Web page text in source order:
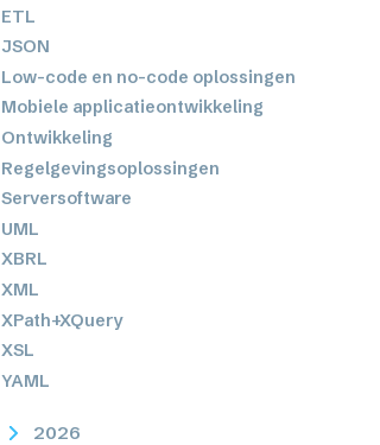
ETL
JSON
Low-code en no-code oplossingen
Mobiele applicatieontwikkeling
Ontwikkeling
Regelgevingsoplossingen
Serversoftware
UML
XBRL
XML
XPath+XQuery
XSL
YAML
2026